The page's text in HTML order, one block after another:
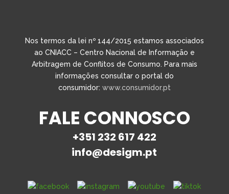
Nos termos da lei nº 144/2015 estamos associados
ao CNIACC – Centro Nacional de Informação e
Arbitragem de Conflitos de Consumo. Para mais
informações consultar o portal do
consumidor: www.consumidor.pt
FALE CONNOSCO
+351 232 617 422
info@desigm.pt